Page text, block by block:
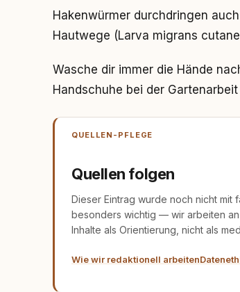
Hakenwürmer durchdringen
Hautwege (Larva migrans
Wasche dir immer die Hände
Handschuhe bei der
QUELLEN-PFLEGE
Quellen folgen
Dieser Eintrag wurde noch nicht mit
besonders wichtig — wir arbeiten
Inhalte als Orientierung, nicht als
Wie wir redaktionell arbeiten